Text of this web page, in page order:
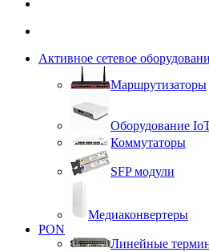
Активное сетевое
Маршрутизаторы
Оборудование
Коммутаторы
SFP модули
Медиаконвертеры
PON
Линейные